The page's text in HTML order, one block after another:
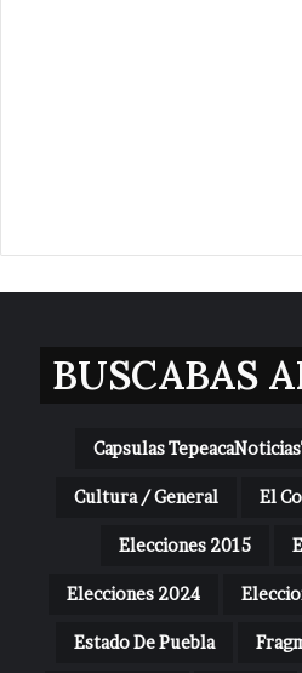
BUSCABAS
Capsulas
Cultura / General El
Elecciones 2015
Elecciones 2024
Estado De Puebla